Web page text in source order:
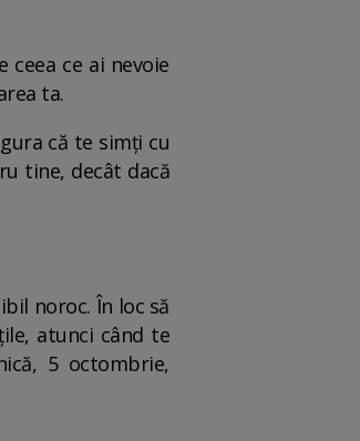
ce ai nevoie
ta.
că te simți cu
tine, decât dacă
noroc. În loc să
atunci când te
5 octombrie,